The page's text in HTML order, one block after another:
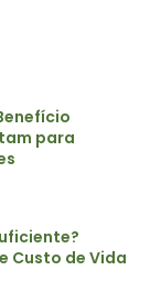
para
Custo de Vida